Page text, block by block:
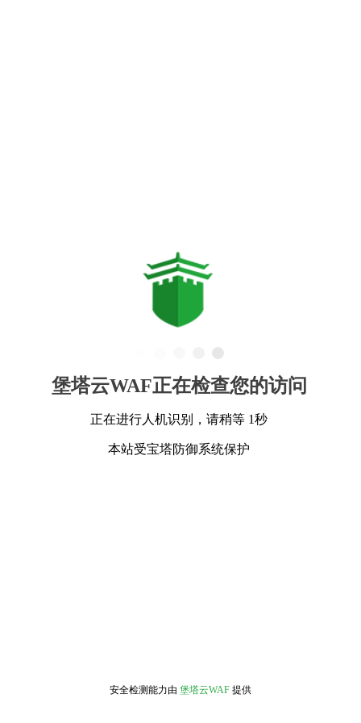
堡塔云WAF正在检查您的访问
正在进行人机识别，请稍等 1秒
本站受宝塔防御系统保护
安全检测能力由 堡塔云WAF 提供